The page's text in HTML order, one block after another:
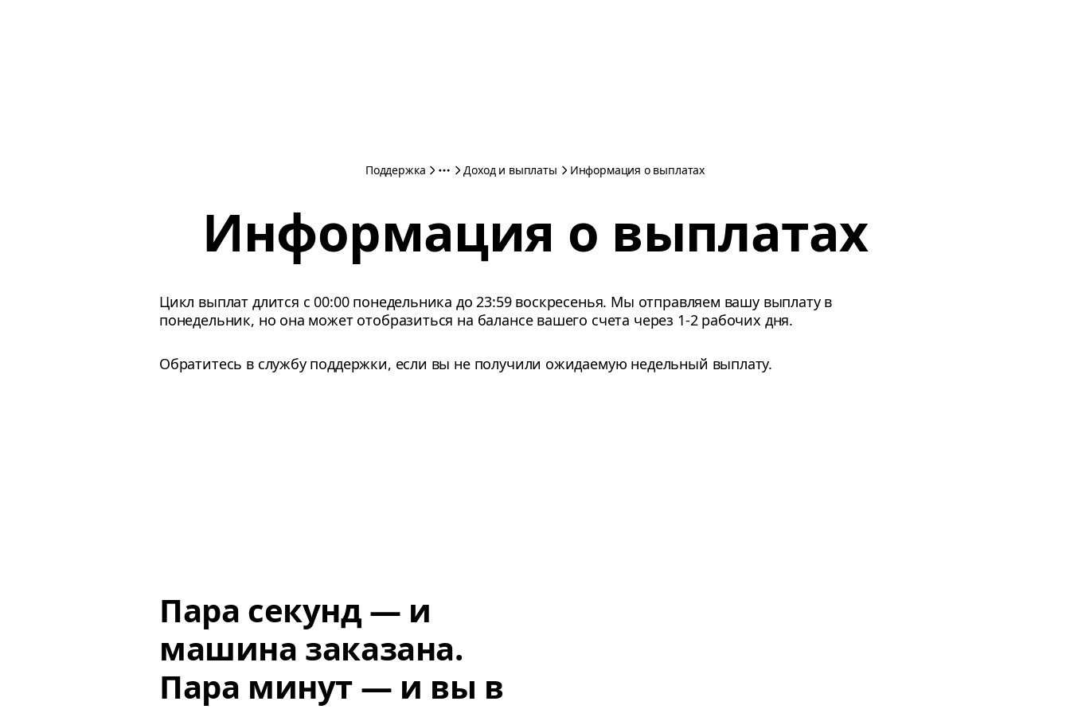
Поддержка Доход и выплаты Информация о выплатах
Информация о выплатах
Цикл выплат длится с 00:00 понедельника до 23:59 воскресенья. Мы отправляем вашу выплату в
понедельник, но она может отобразиться на балансе вашего счета через 1-2 рабочих дня.
Обратитесь в службу поддержки, если вы не получили ожидаемую недельный выплату.
Пара секунд — и
машина заказана.
Пара минут — и вы в